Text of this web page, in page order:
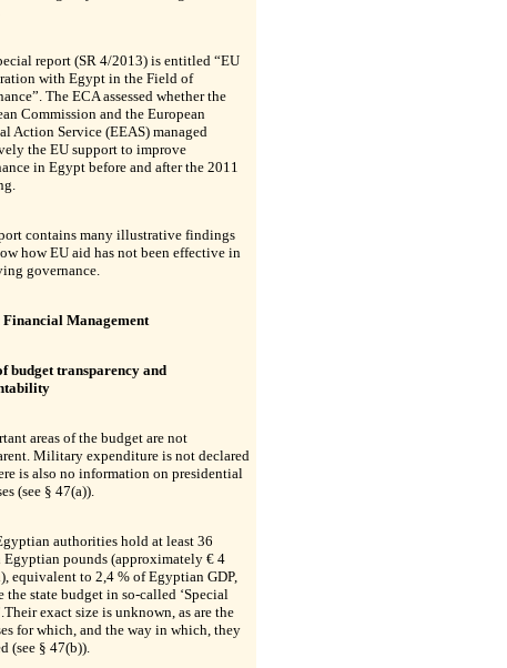
report (SR 4/2013) is entitled “EU
with Egypt in the Field of
The ECA assessed whether the
Commission and the European
Action Service (EEAS) managed
the EU support to improve
in Egypt before and after the 2011
contains many illustrative findings
how EU aid has not been effective in
governance.
Management
budget transparency and
areas of the budget are not
Military expenditure is not declared
is also no information on presidential
(see § 47(a)).
authorities hold at least 36
pounds (approximately € 4
equivalent to 2,4 % of Egyptian GDP,
the state budget in so-called ‘Special
exact size is unknown, as are the
for which, and the way in which, they
(see § 47(b)).